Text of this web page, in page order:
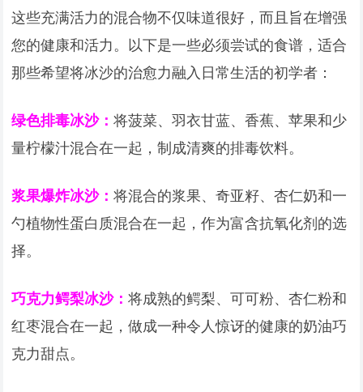
这些充满活力的混合物不仅味道很好，而且旨在增强
您的健康和活力。以下是一些必须尝试的食谱，适合
那些希望将冰沙的治愈力融入日常生活的初学者：
绿色排毒冰沙：将菠菜、羽衣甘蓝、香蕉、苹果和少
量柠檬汁混合在一起，制成清爽的排毒饮料。
浆果爆炸冰沙：将混合的浆果、奇亚籽、杏仁奶和一
勺植物性蛋白质混合在一起，作为富含抗氧化剂的选
择。
巧克力鳄梨冰沙：将成熟的鳄梨、可可粉、杏仁粉和
红枣混合在一起，做成一种令人惊讶的健康的奶油巧
克力甜点。